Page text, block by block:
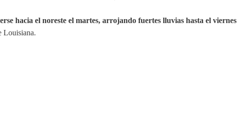
hacia el noreste el martes, arrojando fuertes lluvias hasta el viernes
Louisiana.